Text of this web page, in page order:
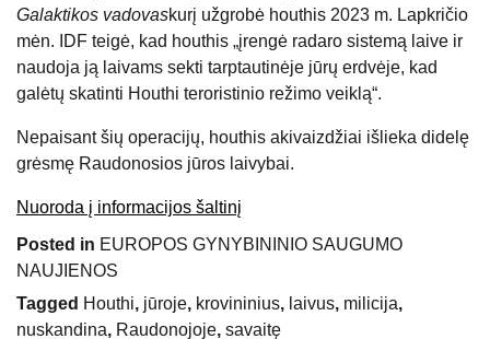
Galaktikos vadovaskurį užgrobė houthis 2023 m. Lapkričio
mėn. IDF teigė, kad houthis „įrengė radaro sistemą laive ir
naudoja ją laivams sekti tarptautinėje jūrų erdvėje, kad
galėtų skatinti Houthi teroristinio režimo veiklą“.
Nepaisant šių operacijų, houthis akivaizdžiai išlieka didelę
grėsmę Raudonosios jūros laivybai.
Nuoroda į informacijos šaltinį
Posted in EUROPOS GYNYBININIO SAUGUMO
NAUJIENOS
Tagged Houthi, jūroje, krovininius, laivus, milicija,
nuskandina, Raudonojoje, savaitę